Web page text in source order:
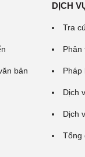
bản
DỊCH
Tra
Phân
Pháp
Dịch
Dịch
Tổng